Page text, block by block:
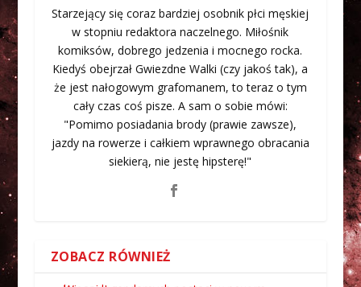
Starzejący się coraz bardziej osobnik płci męskiej
w stopniu redaktora naczelnego. Miłośnik
komiksów, dobrego jedzenia i mocnego rocka.
Kiedyś obejrzał Gwiezdne Walki (czy jakoś tak), a
że jest nałogowym grafomanem, to teraz o tym
cały czas coś pisze. A sam o sobie mówi:
"Pomimo posiadania brody (prawie zawsze),
jazdy na rowerze i całkiem wprawnego obracania
siekierą, nie jestę hipsterę!"
ZOBACZ RÓWNIEŻ